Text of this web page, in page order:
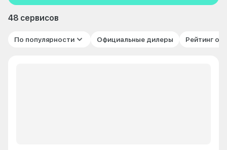
48 сервисов
По популярности Официальные дилеры Рейтинг